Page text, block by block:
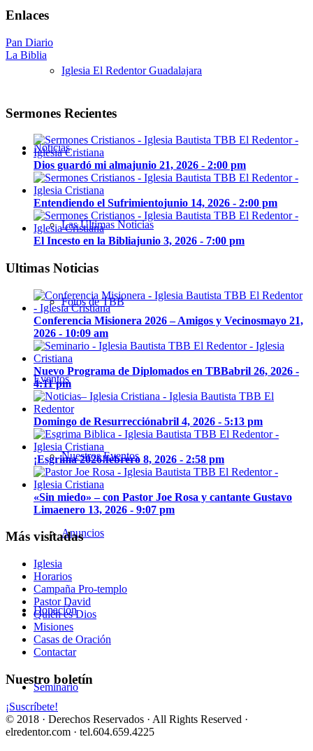
Iglesia El Redentor Guadalajara
Noticias
Las Últimas Noticias
Fotos de TBB
Eventos
Nuestros Eventos
Anuncios
Donación
Seminario
Enlaces
Pan Diario
La Biblia
Sermones Recientes
Dios guardó mi almajunio 21, 2026 - 2:00 pm
Entendiendo el Sufrimientojunio 14, 2026 - 2:00 pm
El Incesto en la Bibliajunio 3, 2026 - 7:00 pm
Ultimas Noticias
Conferencia Misionera 2026 – Amigos y Vecinosmayo 21,
2026 - 10:09 am
Nuevo Programa de Diplomados en TBBabril 26, 2026 -
4:11 pm
Domingo de Resurrecciónabril 4, 2026 - 5:13 pm
¡Esgrima 2026!febrero 8, 2026 - 2:58 pm
«Sin miedo» – con Pastor Joe Rosa y cantante Gustavo
Limaenero 13, 2026 - 9:07 pm
Más visitadas
Iglesia
Horarios
Campaña Pro-templo
Pastor David
Quién es Dios
Misiones
Casas de Oración
Contactar
Nuestro boletín
¡Suscríbete!
© 2018 · Derechos Reservados · All Rights Reserved ·
elredentor.com · tel.604.659.4225